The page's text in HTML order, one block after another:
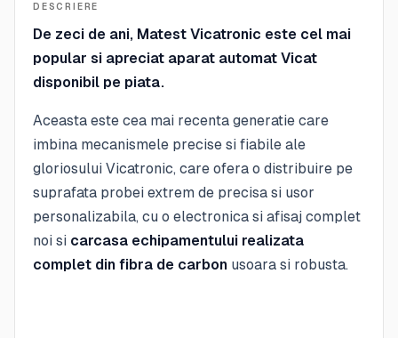
DESCRIERE
De zeci de ani, Matest Vicatronic este cel mai
popular si apreciat aparat automat Vicat
disponibil pe piata.
Aceasta este cea mai recenta generatie care
imbina mecanismele precise si fiabile ale
gloriosului Vicatronic, care ofera o distribuire pe
suprafata probei extrem de precisa si usor
personalizabila, cu o electronica si afisaj complet
noi si carcasa echipamentului realizata
complet din fibra de carbon usoara si robusta.